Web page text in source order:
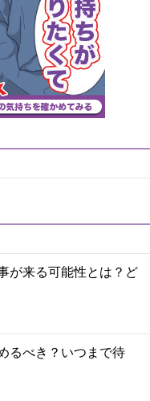
が来る可能性とは？ど
るべき？いつまで待